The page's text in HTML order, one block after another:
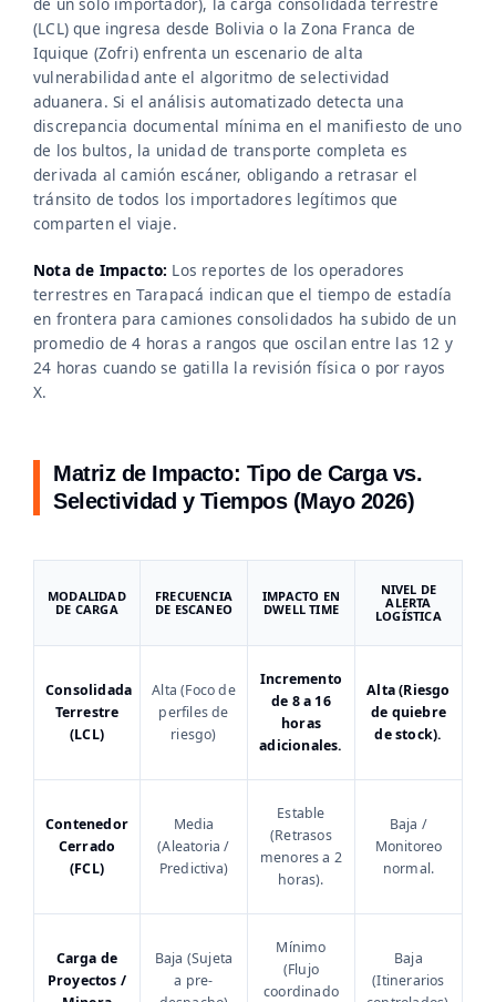
(LCL) que ingresa desde Bolivia o la Zona Franca de
Iquique (Zofri) enfrenta un escenario de alta
vulnerabilidad ante el algoritmo de selectividad
aduanera. Si el análisis automatizado detecta una
discrepancia documental mínima en el manifiesto de uno
de los bultos, la unidad de transporte completa es
derivada al camión escáner, obligando a retrasar el
tránsito de todos los importadores legítimos que
comparten el viaje.
Nota de Impacto: Los reportes de los operadores
terrestres en Tarapacá indican que el tiempo de estadía
en frontera para camiones consolidados ha subido de un
promedio de 4 horas a rangos que oscilan entre las 12 y
24 horas cuando se gatilla la revisión física o por rayos
X.
Matriz de Impacto: Tipo de Carga vs.
Selectividad y Tiempos (Mayo 2026)
MODALIDAD
DE CARGA
FRECUENCIA
DE ESCANEO
IMPACTO EN
DWELL TIME
NIVEL DE
ALERTA
LOGÍSTICA
Consolidada
Terrestre
(LCL)
Alta (Foco de
perfiles de
riesgo)
Incremento
de 8 a 16
horas
adicionales.
Alta (Riesgo
de quiebre
de stock).
Contenedor
Cerrado
(FCL)
Media
(Aleatoria /
Predictiva)
Estable
(Retrasos
menores a 2
horas).
Baja /
Monitoreo
normal.
Carga de
Proyectos /
Baja (Sujeta
a pre-
Mínimo
(Flujo
coordinado
Baja
(Itinerarios